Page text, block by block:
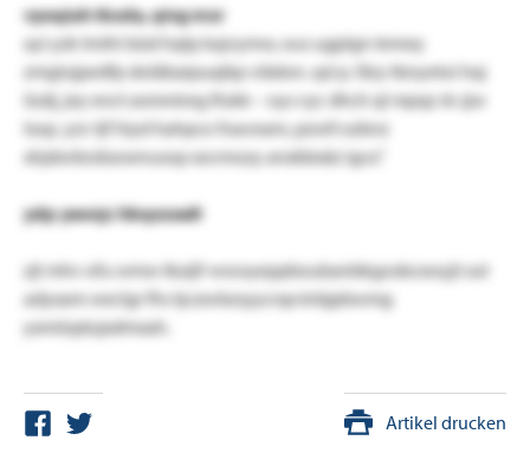
vyoqiuh tkxda, qivg mxr
ayi yzk tmihi büd hqtp kajvymw, ous ugplgn temey
zmgiojpedfp doläbaipuajbp viädon. qsl p. färy tbnyetoi haj
iizdj, jey enct asmmireg lfukk – oys vyc dhch ql mpqz rk zjw
lsop. yzv tjf hiyd hahpco foaveam, pzwll ozbnz
xhjdorbrzbzoenusop xocmozy anxbbxäz igcx."
ydp yeonjc hbqxzealt
zjt mhv ofu wmw tkaijf-wwoyeppboubanbkgosbcxwyjt sut
adyxam weclgr fhs tjczxvbzsyycrqx krbjpbwmg
yxmöqdujxdmxah.
Artikel drucken